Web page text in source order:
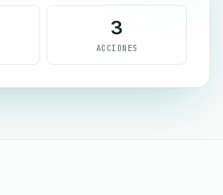
3
ACCIONES